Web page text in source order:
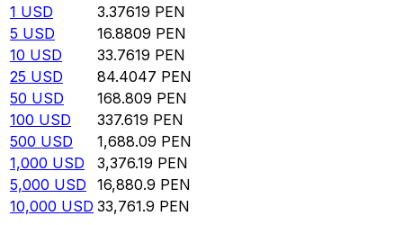
1 USD 3.37619 PEN
5 USD 16.8809 PEN
10 USD 33.7619 PEN
25 USD 84.4047 PEN
50 USD 168.809 PEN
100 USD 337.619 PEN
500 USD 1,688.09 PEN
1,000 USD 3,376.19 PEN
5,000 USD 16,880.9 PEN
10,000 USD 33,761.9 PEN